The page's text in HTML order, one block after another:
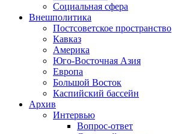
Социальная сфера
Внешполитика
Постсоветское пространство
Кавказ
Америка
Юго-Восточная Азия
Европа
Большой Восток
Каспийский бассейн
Архив
Интервью
Вопрос-ответ